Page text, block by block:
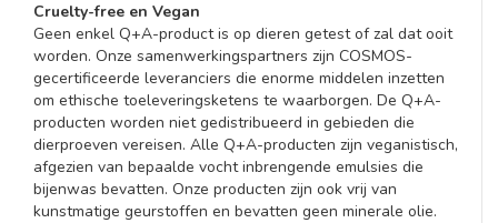
Cruelty-free en Vegan
Geen enkel Q+A-product is op dieren getest of zal dat ooit
worden. Onze samenwerkingspartners zijn COSMOS-
gecertificeerde leveranciers die enorme middelen inzetten
om ethische toeleveringsketens te waarborgen. De Q+A-
producten worden niet gedistribueerd in gebieden die
dierproeven vereisen. Alle Q+A-producten zijn veganistisch,
afgezien van bepaalde vocht inbrengende emulsies die
bijenwas bevatten. Onze producten zijn ook vrij van
kunstmatige geurstoffen en bevatten geen minerale olie.